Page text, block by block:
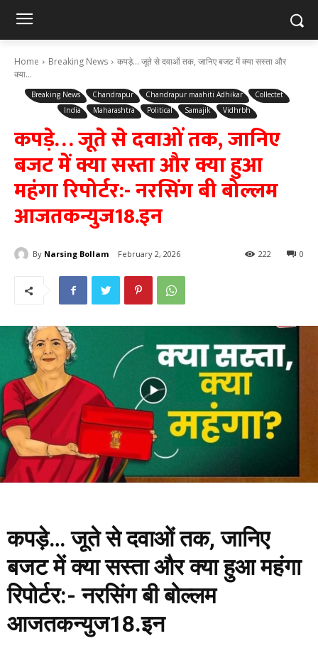
Home Breaking News
कपड़े... जूते से दवाओं तक, जानिए बजट में क्या सस्ता और
क्या...
Breaking News Chandrapur Chandrapur maahiti Adhikar
Collectet
India
Maharashtra Political Samajik Vidhrbh
कपड़े… जूते से दवाओं तक, जानिए
बजट में क्या सस्ता और क्या हुआ
महंगा रिपोर्टर:- नरसिंग बी बोल्लम
आजतकन्युज18.इन
By Narsing Bollam February 2, 2026 0
222
कपड़े… जूते से दवाओं तक, जानिए
बजट में क्या सस्ता और क्या हुआ महंगा
रिपोर्टर:- नरसिंग बी बोल्लम
आजतकन्युज18.इन